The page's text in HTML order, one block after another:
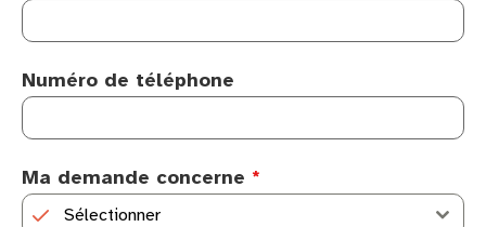
Numéro de téléphone
Ma demande concerne *
Sélectionner